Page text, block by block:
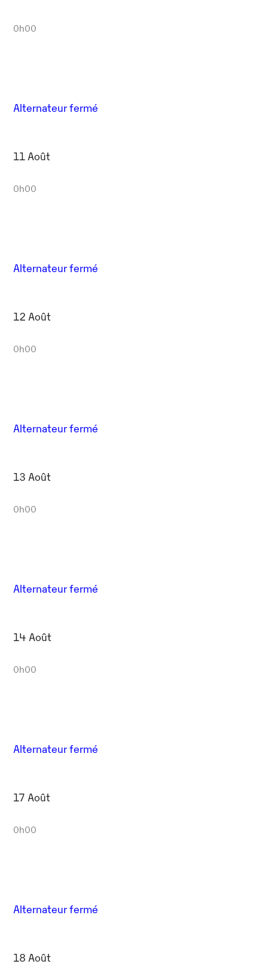
0h00
Alternateur fermé
11 Août
0h00
Alternateur fermé
12 Août
0h00
Alternateur fermé
13 Août
0h00
Alternateur fermé
14 Août
0h00
Alternateur fermé
17 Août
0h00
Alternateur fermé
18 Août